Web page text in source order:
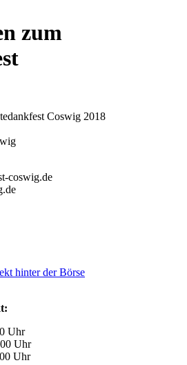
zum
Coswig 2018
coswig.de
hinter der Börse
Uhr
Uhr
Uhr